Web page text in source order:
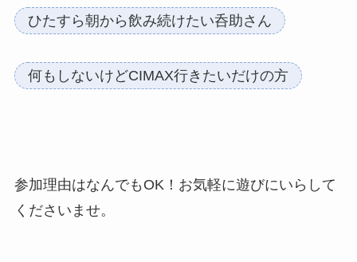
ひたすら朝から飲み続けたい呑助さん
何もしないけどCIMAX行きたいだけの方
参加理由はなんでもOK！お気軽に遊びにいらして
くださいませ。